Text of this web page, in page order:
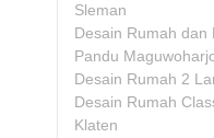
Sleman
Desain Rumah dan
Pandu
Desain Rumah 2
Desain Rumah
Klaten